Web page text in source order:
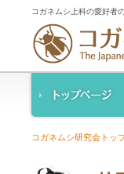
コガネムシ上科の愛好者
コガネムシ研究会トッ